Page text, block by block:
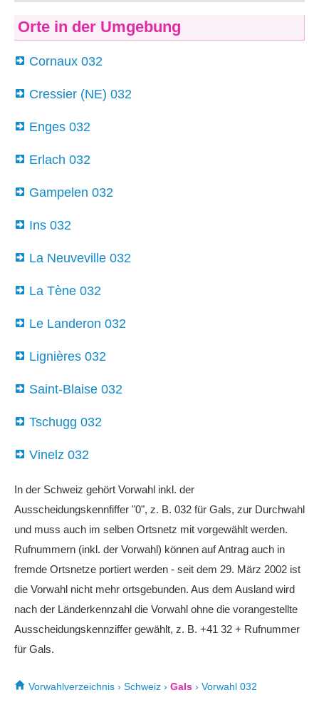
Orte in der Umgebung
Cornaux 032
Cressier (NE) 032
Enges 032
Erlach 032
Gampelen 032
Ins 032
La Neuveville 032
La Tène 032
Le Landeron 032
Lignières 032
Saint-Blaise 032
Tschugg 032
Vinelz 032
In der Schweiz gehört Vorwahl inkl. der
Ausscheidungskennfiffer "0", z. B. 032 für Gals, zur Durchwahl
und muss auch im selben Ortsnetz mit vorgewählt werden.
Rufnummern (inkl. der Vorwahl) können auf Antrag auch in
fremde Ortsnetze portiert werden - seit dem 29. März 2002 ist
die Vorwahl nicht mehr ortsgebunden. Aus dem Ausland wird
nach der Länderkennzahl die Vorwahl ohne die vorangestellte
Ausscheidungskennziffer gewählt, z. B. +41 32 + Rufnummer
für Gals.
Vorwahlverzeichnis › Schweiz › Gals › Vorwahl 032